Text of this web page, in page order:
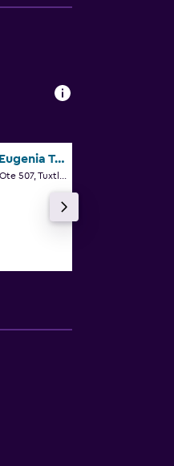
Hotel Maria Eugenia Tuxtla Gutierrez